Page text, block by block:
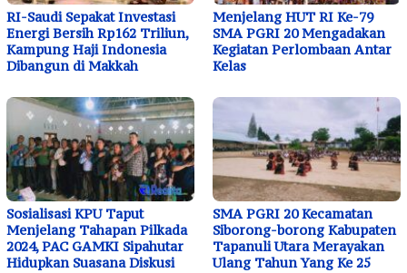
RI-Saudi Sepakat Investasi
Energi Bersih Rp162 Triliun,
Kampung Haji Indonesia
Dibangun di Makkah
Menjelang HUT RI Ke-79
SMA PGRI 20 Mengadakan
Kegiatan Perlombaan Antar
Kelas
Sosialisasi KPU Taput
Menjelang Tahapan Pilkada
2024, PAC GAMKI Sipahutar
Hidupkan Suasana Diskusi
SMA PGRI 20 Kecamatan
Siborong-borong Kabupaten
Tapanuli Utara Merayakan
Ulang Tahun Yang Ke 25